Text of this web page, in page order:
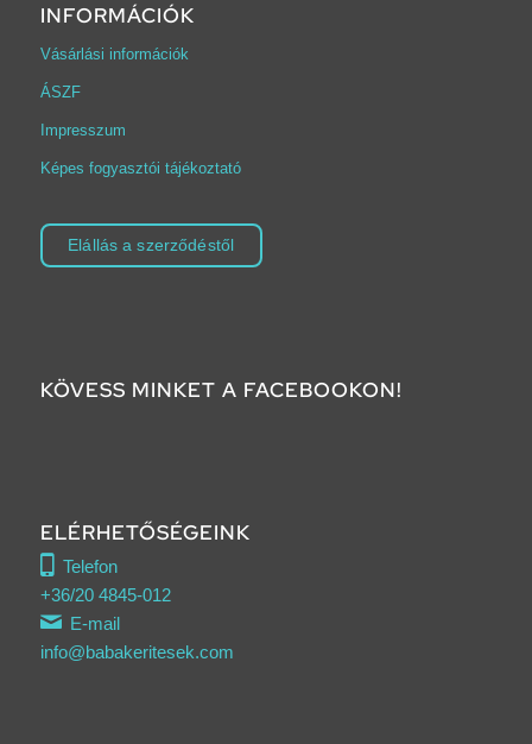
INFORMÁCIÓK
Vásárlási információk
ÁSZF
Impresszum
Képes fogyasztói tájékoztató
Elállás a szerződéstől
KÖVESS MINKET A FACEBOOKON!
ELÉRHETŐSÉGEINK
Telefon
+36/20 4845-012
E-mail
info@babakeritesek.com